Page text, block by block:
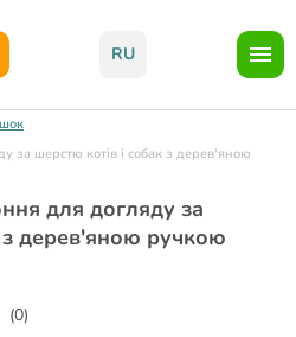
RU
за шерстю котів і собак з дерев'яною
для догляду за
з дерев'яною ручкою
(0)